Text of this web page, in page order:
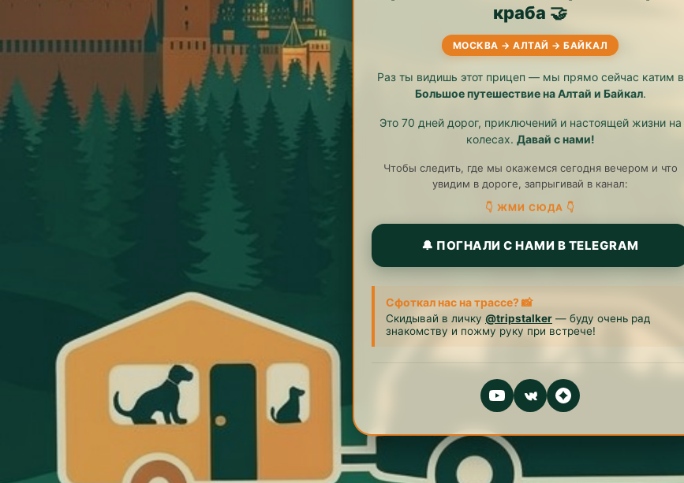
краба 🤝
МОСКВА → АЛТАЙ → БАЙКАЛ
Раз ты видишь этот прицеп — мы прямо сейчас катим в
Большое путешествие на Алтай и Байкал.
Это 70 дней дорог, приключений и настоящей жизни на
колесах. Давай с нами!
Чтобы следить, где мы окажемся сегодня вечером и что
увидим в дороге, запрыгивай в канал:
👇 ЖМИ СЮДА 👇
🔔 ПОГНАЛИ С НАМИ В TELEGRAM
Сфоткал нас на трассе? 📸
Скидывай в личку @tripstalker — буду очень рад
знакомству и пожму руку при встрече!